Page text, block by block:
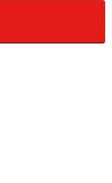
うな」とわかって